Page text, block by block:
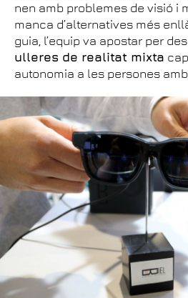
nen amb problemes de visió i
manca d’alternatives més
guia, l’equip va apostar per
ulleres de realitat mixta
autonomia a les persones